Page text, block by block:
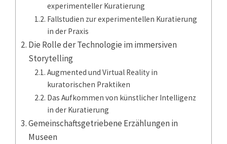
experimenteller Kuratierung
Fallstudien zur experimentellen Kuratierung
in der Praxis
Die Rolle der Technologie im immersiven
Storytelling
Augmented und Virtual Reality in
kuratorischen Praktiken
Das Aufkommen von künstlicher Intelligenz
in der Kuratierung
Gemeinschaftsgetriebene Erzählungen in
Museen